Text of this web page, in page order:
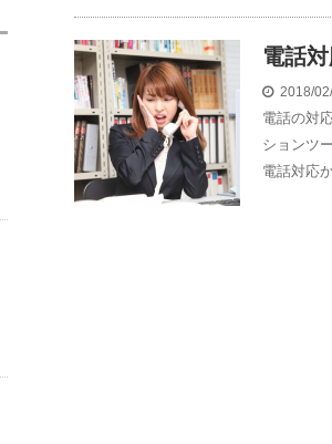
電話
2018/
電話の対
ションツ
電話対応